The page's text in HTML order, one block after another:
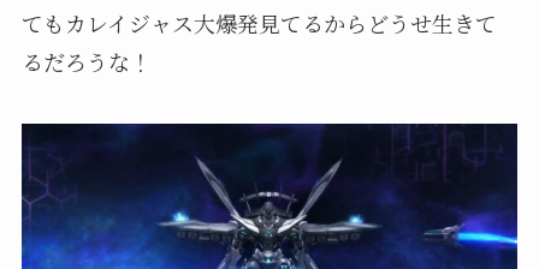
てもカレイジャス大爆発見てるからどうせ生きて
るだろうな！